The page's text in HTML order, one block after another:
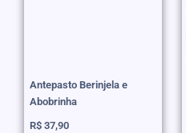
Antepasto Berinjela e
Abobrinha
R$ 37,90